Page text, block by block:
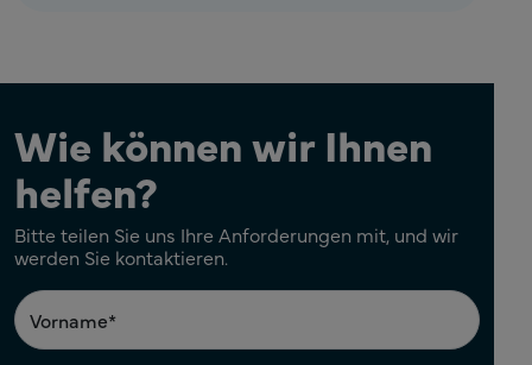
Wie können wir Ihnen
helfen?
Bitte teilen Sie uns Ihre Anforderungen mit, und wir
werden Sie kontaktieren.